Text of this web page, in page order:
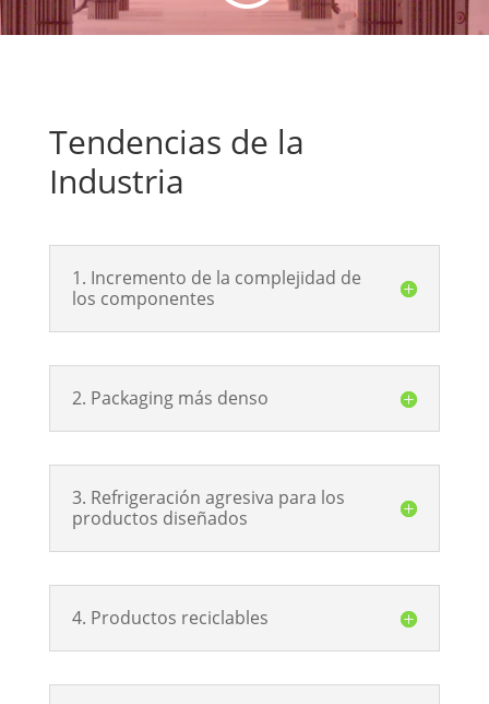
Tendencias de la
Industria
1. Incremento de la complejidad de
los componentes
2. Packaging más denso
3. Refrigeración agresiva para los
productos diseñados
4. Productos reciclables